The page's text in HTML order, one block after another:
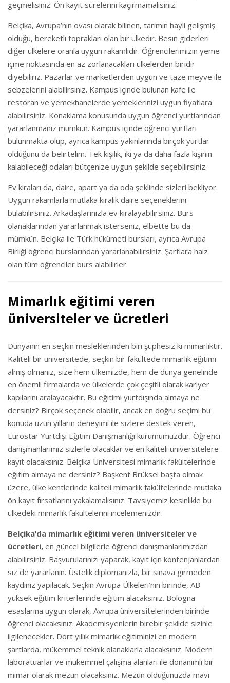
geçmelisiniz. Ön kayıt sürelerini kaçırmamalısınız.
Belçika, Avrupa’nın ovası olarak bilinen, tarımın hayli gelişmiş
olduğu, bereketli toprakları olan bir ülkedir. Besin giderleri
diğer ülkelere oranla uygun rakamlıdır. Öğrencilerimizin yeme
içme noktasında en az zorlanacakları ülkelerden biridir
diyebiliriz. Pazarlar ve marketlerden uygun ve taze meyve ile
sebzelerini alabilirsiniz. Kampus içinde bulunan kafe ile
restoran ve yemekhanelerde yemeklerinizi uygun fiyatlara
alabilirsiniz. Konaklama konusunda uygun öğrenci yurtlarından
yararlanmanız mümkün. Kampus içinde öğrenci yurtları
bulunmakta olup, ayrıca kampus yakınlarında birçok yurtlar
olduğunu da belirtelim. Tek kişilik, iki ya da daha fazla kişinin
kalabileceği odaları bütçenize uygun şekilde seçebilirsiniz.
Ev kiraları da, daire, apart ya da oda şeklinde sizleri bekliyor.
Uygun rakamlarla mutlaka kiralık daire seçeneklerini
bulabilirsiniz. Arkadaşlarınızla ev kiralayabilirsiniz. Burs
olanaklarından yararlanmak isterseniz, elbette bu da
mümkün. Belçika ile Türk hükümeti bursları, ayrıca Avrupa
Birliği öğrenci burslarından yararlanabilirsiniz. Şartlara haiz
olan tüm öğrenciler burs alabilirler.
Mimarlık eğitimi veren
üniversiteler ve ücretleri
Dünyanın en seçkin mesleklerinden biri şüphesiz ki mimarlıktır.
Kaliteli bir üniversitede, seçkin bir fakültede mimarlık eğitimi
almış olmanız, size hem ülkemizde, hem de dünya genelinde
en önemli firmalarda ve ülkelerde çok çeşitli olarak kariyer
kapılarını aralayacaktır. Bu eğitimi yurtdışında almaya ne
dersiniz? Birçok seçenek olabilir, ancak en doğru seçimi bu
konuda uzun yılların deneyimi ile sizlere destek veren,
Eurostar Yurtdışı Eğitim Danışmanlığı kurumumuzdur. Öğrenci
danışmanlarımız sizlerle olacaklar ve en kaliteli üniversitelere
kayıt olacaksınız. Belçika Üniversitesi mimarlık fakültelerinde
eğitim almaya ne dersiniz? Başkent Brüksel başta olmak
üzere, ülke kentlerinde kaliteli mimarlık fakültelerinde mutlaka
ön kayıt fırsatlarını yakalamalısınız. Tavsiyemiz kesinlikle bu
ülkedeki mimarlık fakültelerini incelemenizdir.
Belçika’da mimarlık eğitimi veren üniversiteler ve
ücretleri, en güncel bilgilerle öğrenci danışmanlarımızdan
alabilirsiniz. Başvurularınızı yaparak, kayıt için kontenjanlardan
siz de yararlanın. Üstelik diplomanızla, bir sınava girmeden
kaydınız yapılacak. Seçkin Avrupa Ülkeleri’nin birinde, AB
yüksek eğitim kriterlerinde eğitim alacaksınız. Bologna
esaslarına uygun olarak, Avrupa üniversitelerinden birinde
öğrenci olacaksınız. Akademisyenlerin birebir şekilde sizinle
ilgilenecekler. Dört yıllık mimarlık eğitiminizi en modern
şartlarda, mükemmel teknik olanaklarla alacaksınız. Modern
laboratuarlar ve mükemmel çalışma alanları ile donanımlı bir
mimar olarak mezun olacaksınız. Mezun olduğunuzda mavi